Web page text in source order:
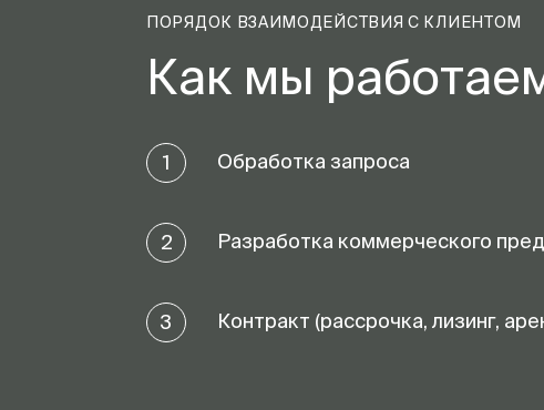
ПОРЯДОК ВЗАИМОДЕЙСТВИЯ С КЛИЕНТОМ
Как мы
1 Обработка запроса
2 Разработка коммерческого
3 Контракт (рассрочка, лизинг,